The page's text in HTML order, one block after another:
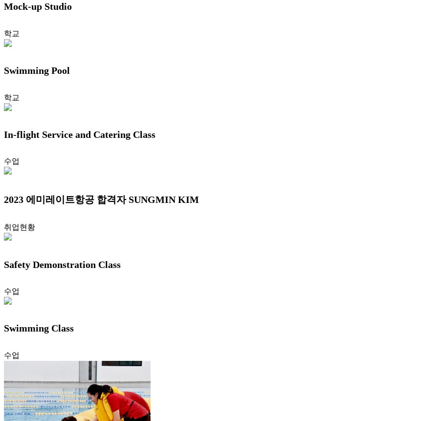
Mock-up Studio
학교
Swimming Pool
학교
In-flight Service and Catering Class
수업
2023 에미레이트항공 합격자 SUNGMIN KIM
취업현황
Safety Demonstration Class
수업
Swimming Class
수업